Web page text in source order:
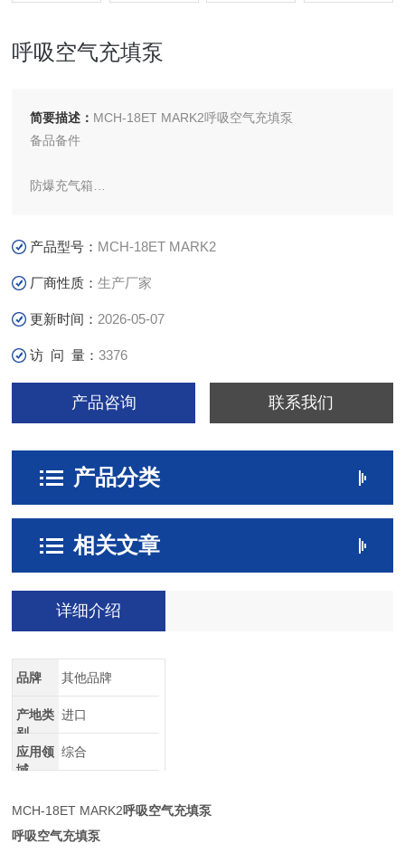
呼吸空气充填泵
简要描述： MCH-18ET MARK2呼吸空气充填泵
备品备件
防爆充气箱
两室一站
干燥与过滤系统
智能压缩空气质量在线检测系统
智能清消烘空呼设备
智能型呼吸空气充气系统管理平台
产品型号： MCH-18ET MARK2
厂商性质：生产厂家
更新时间： 2026-05-07
访 问 量：3376
产品咨询 联系我们
产品分类
相关文章
详细介绍
品牌 其他品牌
产地类
别
进口
应用领
域
综合
MCH-18ET MARK2呼吸空气充填泵
呼吸空气充填泵